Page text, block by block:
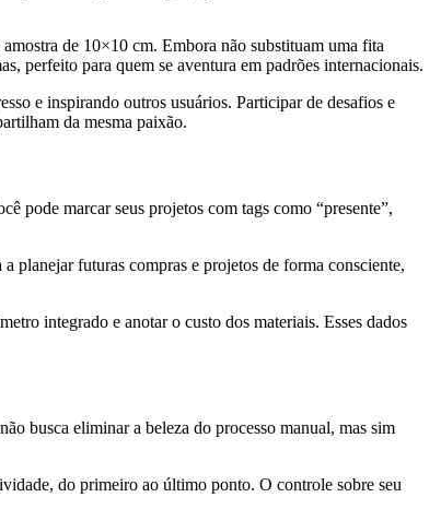
de 10×10 cm. Embora não substituam uma fita
perfeito para quem se aventura em padrões internacionais.
e inspirando outros usuários. Participar de desafios e
da mesma paixão.
pode marcar seus projetos com tags como “presente”,
planejar futuras compras e projetos de forma consciente,
integrado e anotar o custo dos materiais. Esses dados
busca eliminar a beleza do processo manual, mas sim
do primeiro ao último ponto. O controle sobre seu